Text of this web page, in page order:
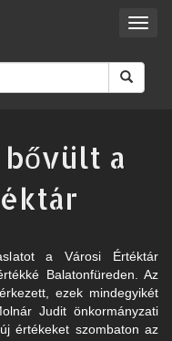
a
a Városi Értéktár
Balatonfüreden. Az
ezek mindegyikét
Judit önkormányzati
értékeket szombaton az